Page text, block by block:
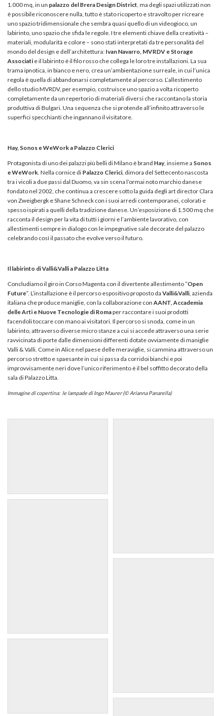
1.000 mq, in un palazzo del Brera Design District, ma degli spazi utilizzati non
è possibile riconoscere nulla, tutto è stato ricoperto e stravolto per ricreare
uno spazio tridimensionale che sembra quasi quello di un videogioco, un
labirinto, uno spazio che sfida le regole. I tre elementi chiave della creatività –
materiali, modularità e colore – sono stati interpretati da tre personalità del
mondo del design e dell’architettura: Ivan Navarro, MVRDV e Storage
Associati e il labirinto è il filo rosso che collega le loro tre installazioni. La sua
trama ipnotica, in bianco e nero, crea un’ambientazione surreale, in cui l’unica
regola è quella di abbandonarsi completamente al percorso. L’allestimento
dello studio MVRDV, per esempio, costruisce uno spazio a volta ricoperto
completamente da un repertorio di materiali diversi che raccontano la storia
produttiva di Bulgari. Una sequenza che si protende all’infinito attraverso le
superfici specchianti che ingannano il visitatore.
Hay, Sonos e WeWork a Palazzo Clerici
Protagonista di uno dei palazzi più belli di Milano è brand Hay, insieme a Sonos
e WeWork. Nella cornice di Palazzo Clerici, dimora del Settecento nascosta
tra i vicoli a due passi dal Duomo, va sin scena l’ormai noto marchio danese
fondato nel 2002, che continua a crescere sotto la guida degli art director Clara
von Zweigbergk e Shane Schneck con i suoi arredi contemporanei, colorati e
spesso ispirati a quelli della tradizione danese. Un’esposizione di 1.500 mq che
racconta il design per la vita di tutti i giorni e l’ambiente lavorativo, con
allestimenti sempre in dialogo con le impegnative sale decorate del palazzo
celebrando così il passato che evolve verso il futuro.
Il labirinto di Valli&Valli a Palazzo Litta
Concludiamo il giro in Corso Magenta con il divertente allestimento “Open
Future”. L’installazione è il percorso espositivo proposto da Valli&Valli, azienda
italiana che produce maniglie, con la collaborazione con AANT, Accademia
delle Arti e Nuove Tecnologie di Romaper raccontare i suoi prodotti
facendoli toccare con mano ai visitatori. Il percorso si snoda, come in un
labirinto, attraverso diverse micro stanze a cui si accede attraverso una serie
ravvicinata di porte dalle dimensioni differenti dotate ovviamente di maniglie
Valli & Valli. Come in Alice nel paese delle meraviglie, si cammina attraverso un
percorso stretto e spaesante in cui si passa da corridoi bianchi e poi
improvvisamente neri dove l’unico riferimento è il bel soffitto decorato della
sala di Palazzo Litta.
Immagine di copertina: le lampade di Ingo Maurer (© Arianna Panarella)